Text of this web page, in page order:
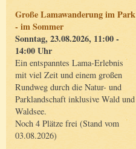
Große Lamawanderung im Park
- im Sommer
Sonntag, 23.08.2026, 11:00 -
14:00 Uhr
Ein entspanntes Lama-Erlebnis
mit viel Zeit und einem großen
Rundweg durch die Natur- und
Parklandschaft inklusive Wald und
Waldsee.
Noch 4 Plätze frei (Stand vom
03.08.2026)